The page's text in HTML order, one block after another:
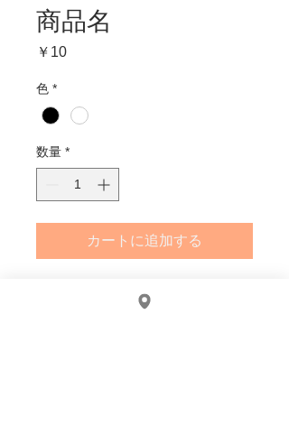
商品名
￥10価
色 *
数量 *
カートに追加する
商品の詳細を入力してください。あなた
の商品の特徴やおすすめのポイントをわ